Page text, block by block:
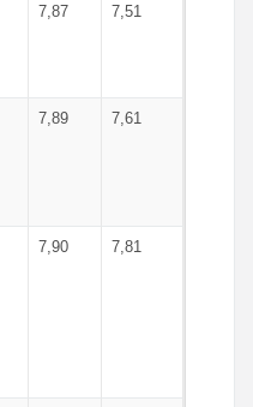
7,87 7,51
7,89 7,61
7,90 7,81